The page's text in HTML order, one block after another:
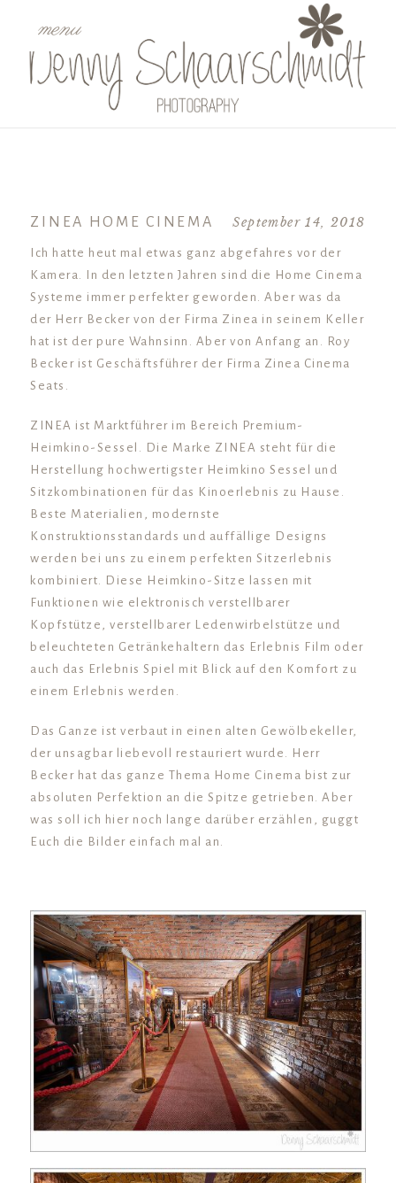
menu
ZINEA HOME CINEMA September 14, 2018
Ich hatte heut mal etwas ganz abgefahres vor der
Kamera. In den letzten Jahren sind die Home Cinema
Systeme immer perfekter geworden. Aber was da
der Herr Becker von der Firma Zinea in seinem Keller
hat ist der pure Wahnsinn. Aber von Anfang an. Roy
Becker ist Geschäftsführer der Firma Zinea Cinema
Seats.
ZINEA ist Marktführer im Bereich Premium-
Heimkino-Sessel. Die Marke ZINEA steht für die
Herstellung hochwertigster Heimkino Sessel und
Sitzkombinationen für das Kinoerlebnis zu Hause.
Beste Materialien, modernste
Konstruktionsstandards und auffällige Designs
werden bei uns zu einem perfekten Sitzerlebnis
kombiniert. Diese Heimkino-Sitze lassen mit
Funktionen wie elektronisch verstellbarer
Kopfstütze, verstellbarer Ledenwirbelstütze und
beleuchteten Getränkehaltern das Erlebnis Film oder
auch das Erlebnis Spiel mit Blick auf den Komfort zu
einem Erlebnis werden.
Das Ganze ist verbaut in einen alten Gewölbekeller,
der unsagbar liebevoll restauriert wurde. Herr
Becker hat das ganze Thema Home Cinema bist zur
absoluten Perfektion an die Spitze getrieben. Aber
was soll ich hier noch lange darüber erzählen, guggt
Euch die Bilder einfach mal an.